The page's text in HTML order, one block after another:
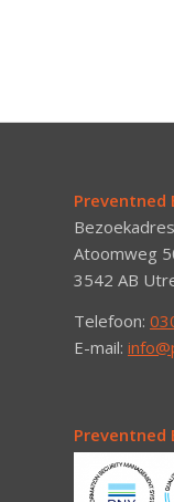
Preventned
Atoomweg
3542 AB
Telefoon:
E-mail:
Preventned